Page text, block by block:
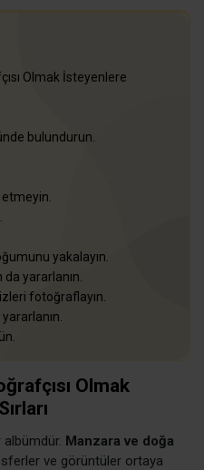
Olmak İsteyenlere
bulundurun.
yakalayın.
yararlanın.
fotoğraflayın.
Olmak
Manzara ve doğa
ve görüntüler ortaya